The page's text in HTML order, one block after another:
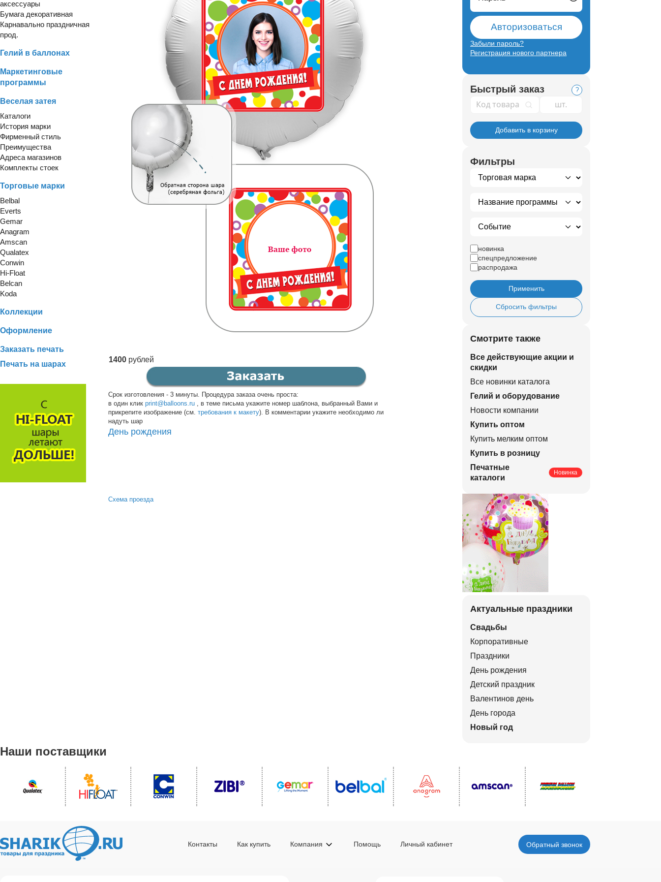
аксессуары
Бумага декоративная
Карнавально праздничная
прод.
Гелий в баллонах
Маркетинговые
программы
Веселая затея
Каталоги
История марки
Фирменный стиль
Преимущества
Адреса магазинов
Комплекты стоек
Торговые марки
Belbal
Everts
Gemar
Anagram
Amscan
Qualatex
Conwin
Hi-Float
Belcan
Koda
Коллекции
Оформление
Заказать печать
Печать на шарах
1400 рублей
Срок изготовления - 3 минуты. Процедура заказа очень проста:
в один клик print@balloons.ru , в теме письма укажите номер шаблона, выбранный Вами и
прикрепите изображение (см. требования к макету). В комментарии укажите необходимо ли
надуть шар
День рождения
Схема проезда
Авторизоваться
Забыли пароль?
Регистрация нового партнера
Быстрый заказ ?
Код товара
Добавить в корзину
Фильтры
новинка
спецпредложение
распродажа
Применить
Сбросить фильтры
Смотрите также
Все действующие акции и
скидки
Все новинки каталога
Гелий и оборудование
Новости компании
Купить оптом
Купить мелким оптом
Купить в розницу
Печатные
каталоги
Новинка
Актуальные праздники
Свадьбы
Корпоративные
Праздники
День рождения
Детский праздник
Валентинов день
День города
Новый год
Наши поставщики
Контакты Как купить Компания Помощь Личный кабинет Обратный звонок